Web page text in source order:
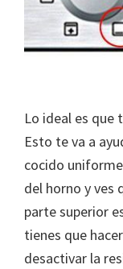
Lo ideal es que
Esto te va a
cocido
del horno y ves
parte superior
tienes que
desactivar la